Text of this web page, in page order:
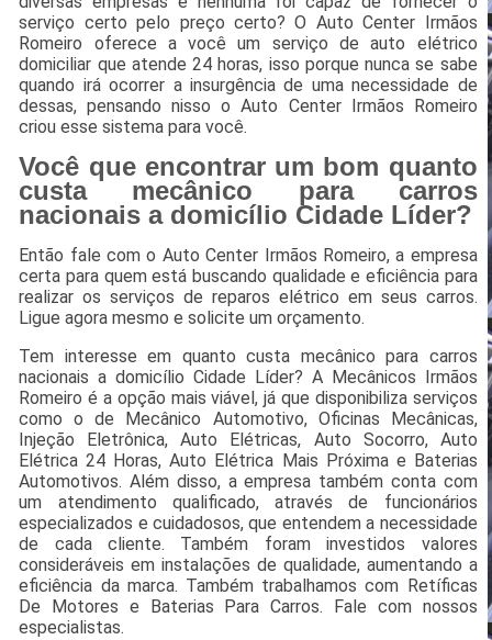
serviço certo pelo preço certo? O Auto Center Irmãos
Romeiro oferece a você um serviço de auto elétrico
domiciliar que atende 24 horas, isso porque nunca se sabe
quando irá ocorrer a insurgência de uma necessidade de
dessas, pensando nisso o Auto Center Irmãos Romeiro
criou esse sistema para você.
Você que encontrar um bom quanto
custa mecânico para carros
nacionais a domicílio Cidade Líder?
Então fale com o Auto Center Irmãos Romeiro, a empresa
certa para quem está buscando qualidade e eficiência para
realizar os serviços de reparos elétrico em seus carros.
Ligue agora mesmo e solicite um orçamento.
Tem interesse em quanto custa mecânico para carros
nacionais a domicílio Cidade Líder? A Mecânicos Irmãos
Romeiro é a opção mais viável, já que disponibiliza serviços
como o de Mecânico Automotivo, Oficinas Mecânicas,
Injeção Eletrônica, Auto Elétricas, Auto Socorro, Auto
Elétrica 24 Horas, Auto Elétrica Mais Próxima e Baterias
Automotivos. Além disso, a empresa também conta com
um atendimento qualificado, através de funcionários
especializados e cuidadosos, que entendem a necessidade
de cada cliente. Também foram investidos valores
consideráveis em instalações de qualidade, aumentando a
eficiência da marca. Também trabalhamos com Retíficas
De Motores e Baterias Para Carros. Fale com nossos
especialistas.